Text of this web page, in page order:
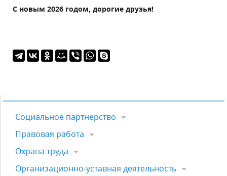
С новым 2026 годом, дорогие друзья!
Социальное партнерство
Правовая работа
Охрана труда
Организационно-уставная деятельность